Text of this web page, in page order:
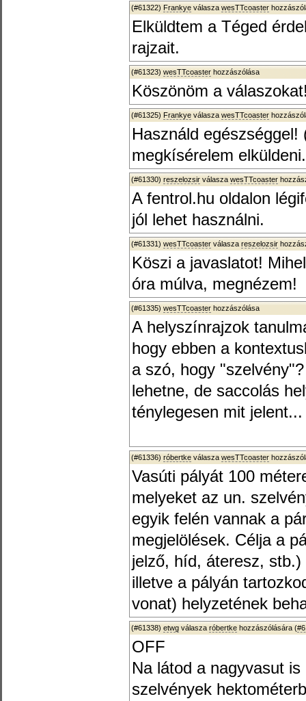
(#61322) Frankye válasza wesTTcoaster
Elküldtem a Téged
rajzait.
(#61323) wesTTcoaster hozzászólása
Köszönöm a
(#61325) Frankye válasza wesTTcoaster
Használd
megkísérelem
(#61330) reszelozsir válasza wesTTcoaster
A fentrol.hu oldalon
jól lehet használni.
(#61331) wesTTcoaster válasza reszelozsir
Köszi a javaslatot!
óra múlva, megnézem!
(#61335) wesTTcoaster hozzászólása
A helyszínrajzok
hogy ebben a
a szó, hogy
lehetne, de saccolás
ténylegesen mit jelent...
(#61336) róbertke válasza wesTTcoaster
Vasúti pályát 100
melyeket az un.
egyik felén vannak a
megjelölések. Célja a
jelző, híd, áteresz,
illetve a pályán
vonat) helyzetének
(#61338) etwg válasza róbertke hozzászólására (
OFF
Na látod a nagyvasut
szelvények